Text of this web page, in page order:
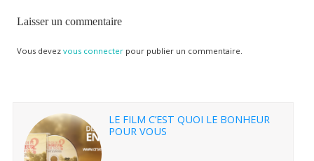
Laisser un commentaire
Vous devez vous connecterpour publier un commentaire.
LE FILM C’EST QUOI LE BONHEUR
POUR VOUS